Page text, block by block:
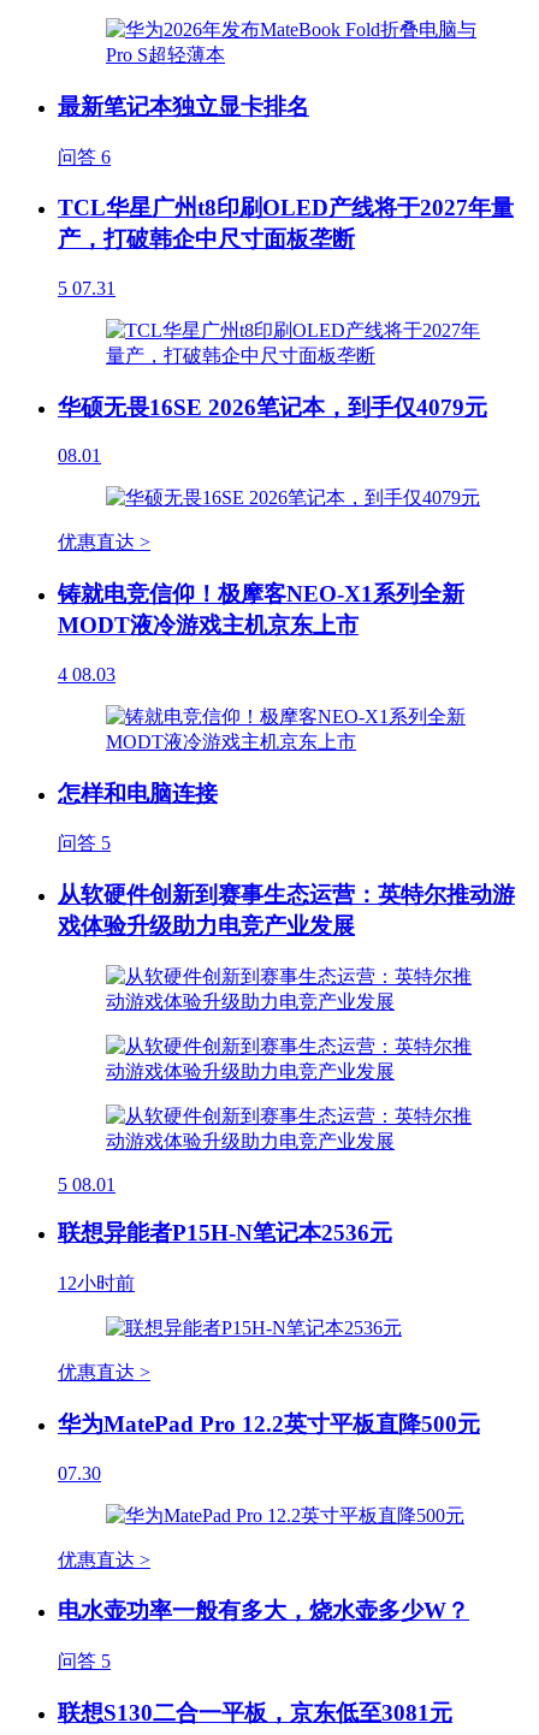
最新笔记本独立显卡排名
问答 6
TCL华星广州t8印刷OLED产线将于2027年量
产，打破韩企中尺寸面板垄断
5 07.31
华硕无畏16SE 2026笔记本，到手仅4079元
08.01
优惠直达 >
铸就电竞信仰！极摩客NEO-X1系列全新
MODT液冷游戏主机京东上市
4 08.03
怎样和电脑连接
问答 5
从软硬件创新到赛事生态运营：英特尔推动游
戏体验升级助力电竞产业发展
5 08.01
联想异能者P15H-N笔记本2536元
12小时前
优惠直达 >
华为MatePad Pro 12.2英寸平板直降500元
07.30
优惠直达 >
电水壶功率一般有多大，烧水壶多少W？
问答 5
联想S130二合一平板，京东低至3081元